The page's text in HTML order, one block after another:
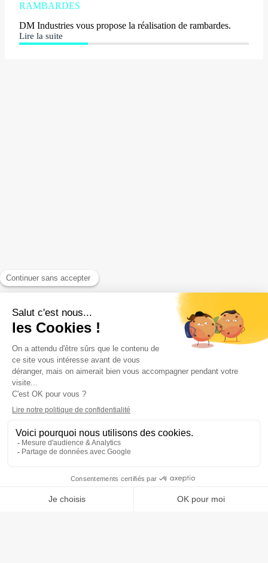
RAMBARDES
DM Industries vous propose la réalisation de rambardes.
Lire la suite
RAMBARDES
INFORMATION ?